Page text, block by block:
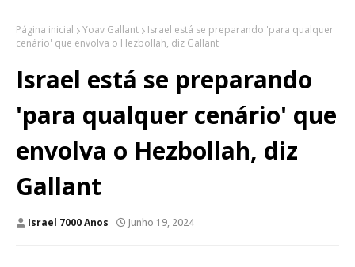
Página inicial Yoav Gallant
Israel está se preparando 'para qualquer
cenário' que envolva o Hezbollah, diz Gallant
Israel está se preparando
'para qualquer cenário' que
envolva o Hezbollah, diz
Gallant
Israel 7000 Anos Junho 19, 2024